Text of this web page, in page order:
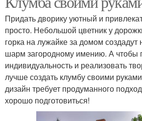
Придать дворику уютный и
просто. Небольшой цветник у
горка на лужайке за домом
шарм загородному имению. А чтобы
индивидуальность и реализовать
лучше создать клумбу своими
дизайн требует продуманного
хорошо подготовиться!